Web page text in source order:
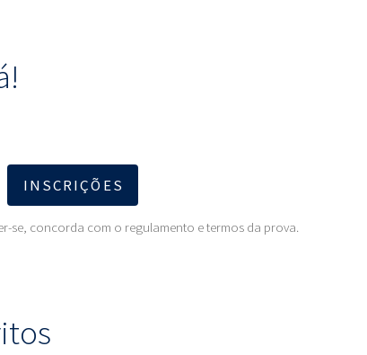
INSCRIÇÕES
se, concorda com o regulamento e termos da prova.